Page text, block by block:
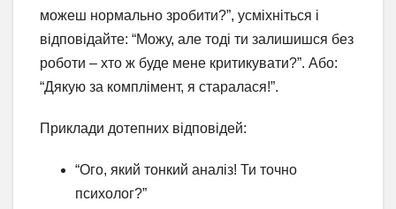
можеш нормально зробити?”, усміхніться і
відповідайте: “Можу, але тоді ти залишишся без
роботи – хто ж буде мене критикувати?”. Або:
“Дякую за комплімент, я старалася!”.
Приклади дотепних відповідей:
“Ого, який тонкий аналіз! Ти точно
психолог?”